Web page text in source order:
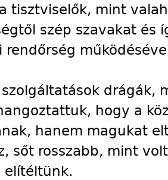
tisztviselők, mint
szép szavakat és
rendőrség
drágák,
hogy a
hanem magukat
sőt rosszabb, mint
elítéltünk.